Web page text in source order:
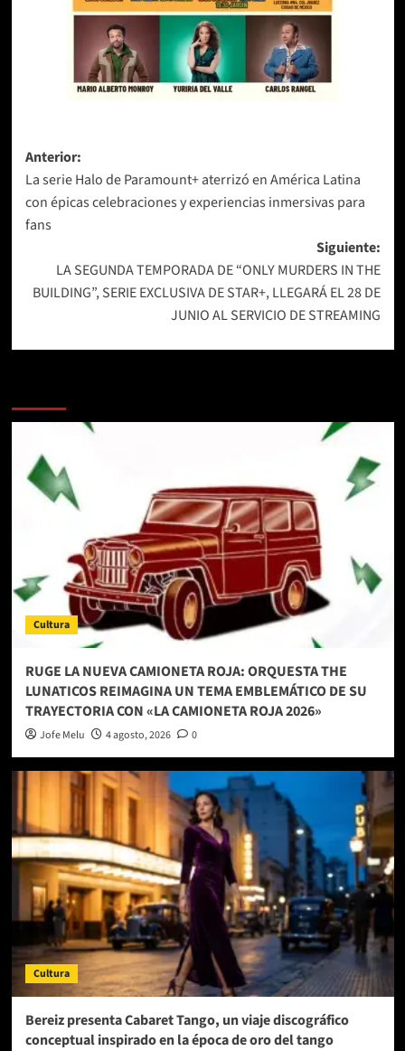
Navegación
de
entradas
Anterior:
La serie Halo de Paramount+ aterrizó en América Latina
con épicas celebraciones y experiencias inmersivas para
fans
Siguiente:
LA SEGUNDA TEMPORADA DE “ONLY MURDERS IN THE
BUILDING”, SERIE EXCLUSIVA DE STAR+, LLEGARÁ EL 28 DE
JUNIO AL SERVICIO DE STREAMING
Cultura
RUGE LA NUEVA CAMIONETA ROJA: ORQUESTA THE
LUNATICOS REIMAGINA UN TEMA EMBLEMÁTICO DE SU
TRAYECTORIA CON «LA CAMIONETA ROJA 2026»
Jofe Melu 4 agosto, 2026 0
Cultura
Bereiz presenta Cabaret Tango, un viaje discográfico
conceptual inspirado en la época de oro del tango